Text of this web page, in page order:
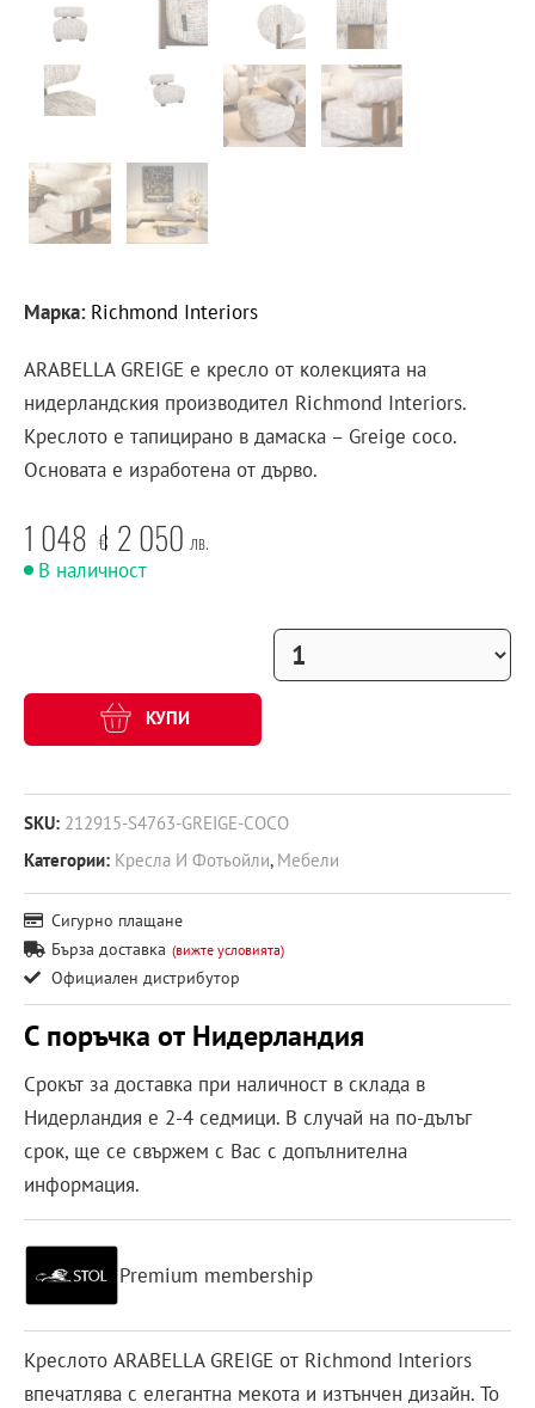
Марка: Richmond Interiors
ARABELLA GREIGE е кресло от колекцията на
нидерландския производител Richmond Interiors.
Креслото е тапицирано в дамаска – Greige coco.
Основата е изработена от дърво.
1 048 € 2 050 лв.
В наличност
КУПИ
SKU: 212915-S4763-GREIGE-COCO
Категории: Кресла И Фотьойли, Мебели
Сигурно плащане
Бърза доставка (вижте условията)
Официален дистрибутор
С поръчка от Нидерландия
Срокът за доставка при наличност в склада в
Нидерландия е 2-4 седмици. В случай на по-дълъг
срок, ще се свържем с Вас с допълнителна
информация.
Premium membership
Креслото ARABELLA GREIGE от Richmond Interiors
впечатлява с елегантна мекота и изтънчен дизайн. То